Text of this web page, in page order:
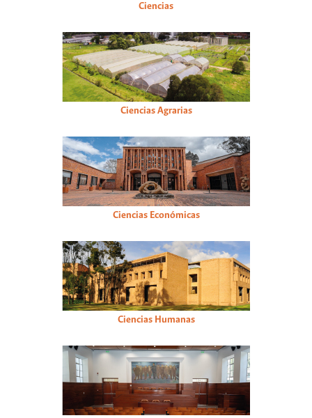
Ciencias
Ciencias Agrarias
Ciencias Económicas
Ciencias Humanas